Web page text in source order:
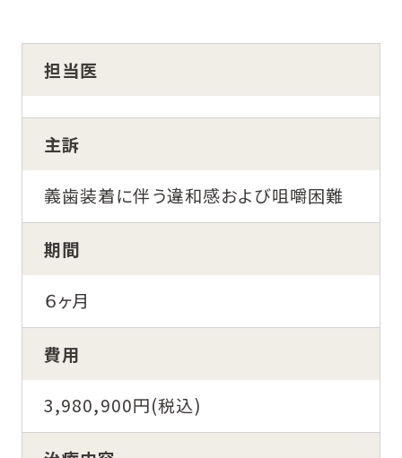
担当医
主訴
義歯装着に伴う違和感および咀嚼困難
期間
６ヶ月
費用
3,980,900円(税込)